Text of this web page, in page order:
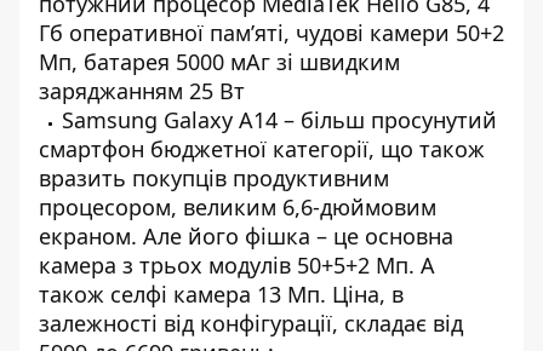
Гб оперативної пам’яті, чудові камери 50+2
Мп, батарея 5000 мАг зі швидким
заряджанням 25 Вт
Samsung Galaxy A14 – більш просунутий
смартфон бюджетної категорії, що також
вразить покупців продуктивним
процесором, великим 6,6-дюймовим
екраном. Але його фішка – це основна
камера з трьох модулів 50+5+2 Мп. А
також селфі камера 13 Мп. Ціна, в
залежності від конфігурації, складає від